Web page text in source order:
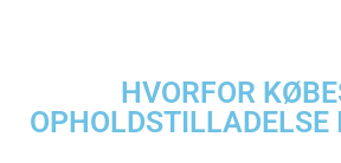
HVORFOR
OPHOLDSTILLADELSE